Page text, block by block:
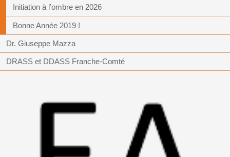
Initiation à l’ombre en 2026
Bonne Année 2019 !
Dr. Giuseppe Mazza
DRASS et DDASS Franche-Comté